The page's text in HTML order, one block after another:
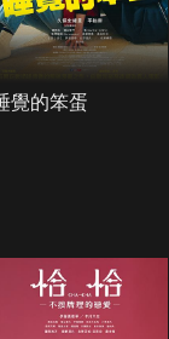
覺的笨蛋